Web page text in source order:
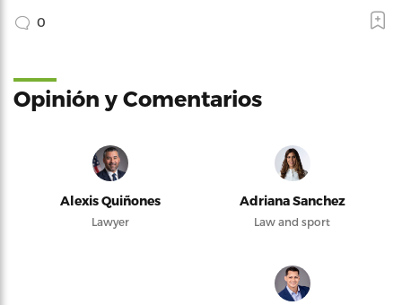
0
Opinión y Comentarios
Alexis Quiñones
Lawyer
Adriana Sanchez
Law and sport